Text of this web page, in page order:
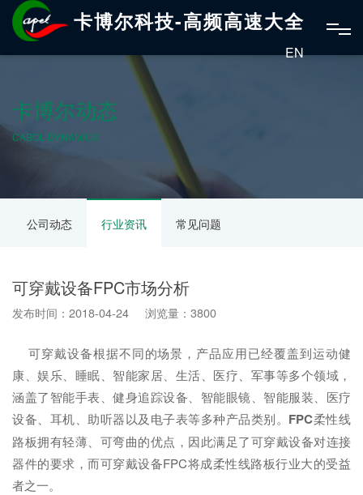
卡博尔科技-高频高速大全
EN
卡博尔动态
CABOL DYNAMICS
公司动态 行业资讯 常见问题
可穿戴设备FPC市场分析
发布时间：2018-04-24 浏览量：3800
可穿戴设备根据不同的场景，产品应用已经覆盖到运动健
康、娱乐、睡眠、智能家居、生活、医疗、军事等多个领域，
涵盖了智能手表、健身追踪设备、智能眼镜、智能服装、医疗
设备、耳机、助听器以及电子表等多种产品类别。 FPC柔性线
路板拥有轻薄、可弯曲的优点，因此满足了可穿戴设备对连接
器件的要求，而可穿戴设备FPC将成柔性线路板行业大的受益
者之一。